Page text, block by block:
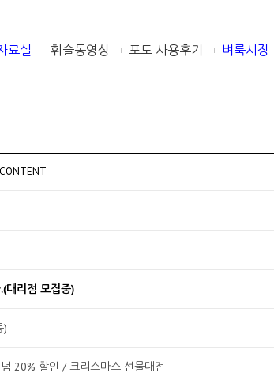
료실 휘슬동영상 포토 사용후기 벼룩시장
CONTENT
대리점 모집중)
)
20% 할인 / 크리스마스 선물대전